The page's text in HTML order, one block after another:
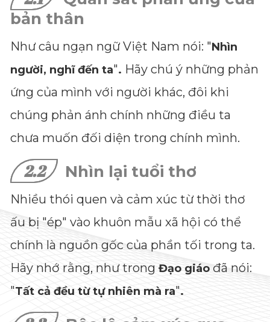
bản thân
Như câu ngạn ngữ Việt Nam nói: "Nhìn
người, nghĩ đến ta". Hãy chú ý những phản
ứng của mình với người khác, đôi khi
chúng phản ánh chính những điều ta
chưa muốn đối diện trong chính mình.
2.2 Nhìn lại tuổi thơ
Nhiều thói quen và cảm xúc từ thời thơ
ấu bị "ép" vào khuôn mẫu xã hội có thể
chính là nguồn gốc của phần tối trong ta.
Hãy nhớ rằng, như trongĐạo giáo đã nói:
"Tất cả đều từ tự nhiên mà ra".